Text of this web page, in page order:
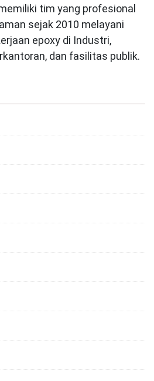
tim yang profesional
sejak 2010 melayani
epoxy di Industri,
dan fasilitas publik.